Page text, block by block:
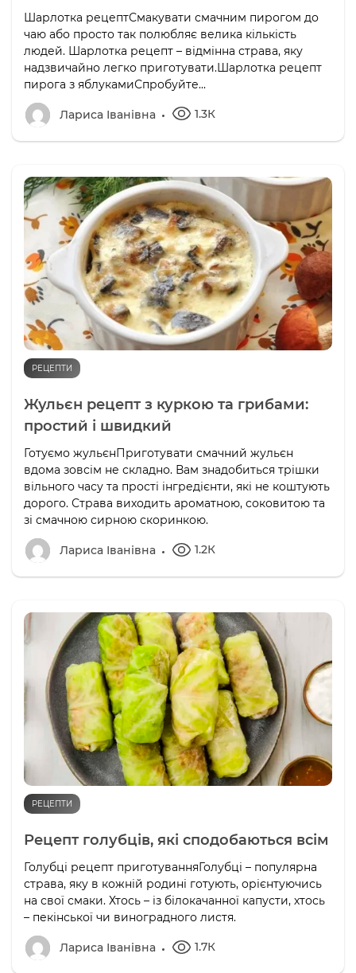
Шарлотка рецептСмакувати смачним пирогом до
чаю або просто так полюбляє велика кількість
людей. Шарлотка рецепт – відмінна страва, яку
надзвичайно легко приготувати.Шарлотка рецепт
пирога з яблукамиСпробуйте...
Лариса Іванівна 1.3К
РЕЦЕПТИ
Жульєн рецепт з куркою та грибами:
простий і швидкий
Готуємо жульєнПриготувати смачний жульєн
вдома зовсім не складно. Вам знадобиться трішки
вільного часу та прості інгредієнти, які не коштують
дорого. Страва виходить ароматною, соковитою та
зі смачною сирною скоринкою.
Лариса Іванівна 1.2К
РЕЦЕПТИ
Рецепт голубців, які сподобаються всім
Голубці рецепт приготуванняГолубці – популярна
страва, яку в кожній родині готують, орієнтуючись
на свої смаки. Хтось – із білокачанної капусти, хтось
– пекінської чи виноградного листя.
Лариса Іванівна 1.7К